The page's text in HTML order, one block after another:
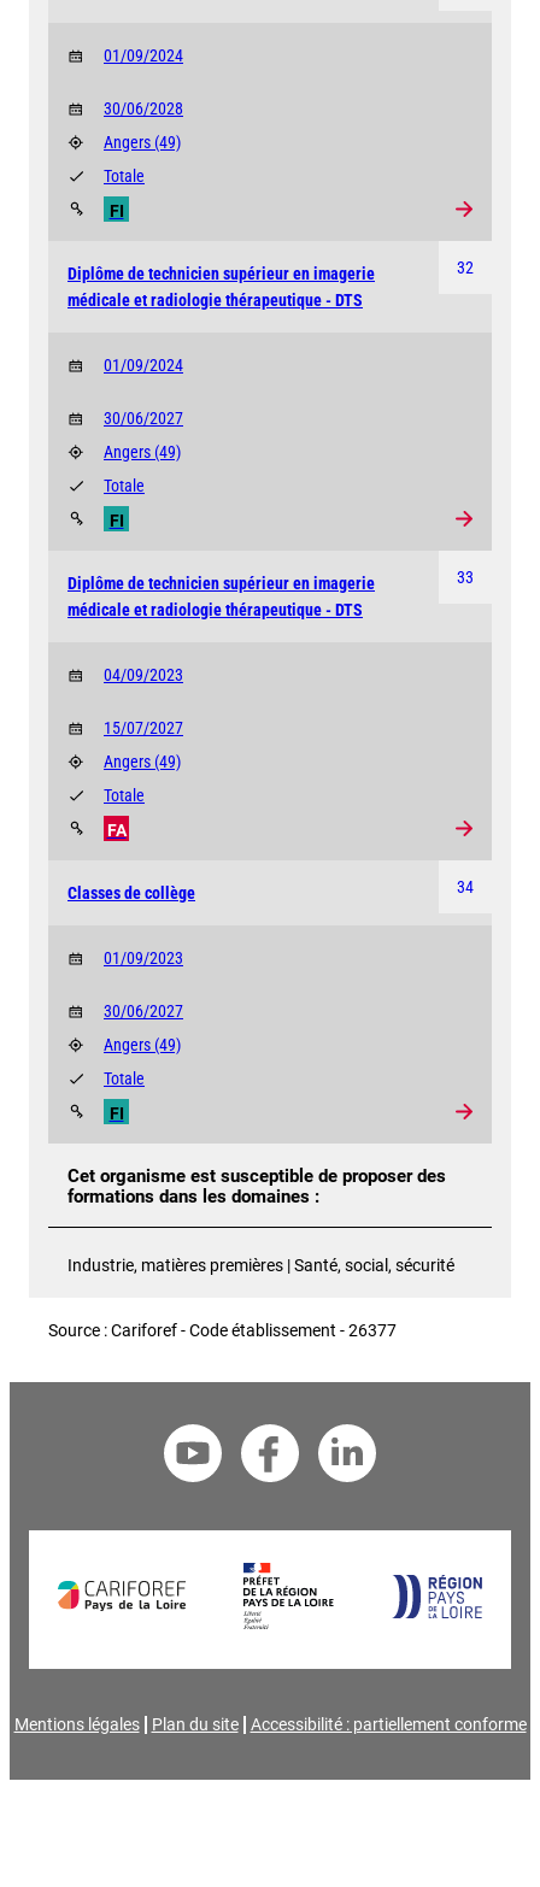
01/09/2024
30/06/2028
Angers (49)
FI
Totale
32
Diplôme de technicien supérieur en imagerie
médicale et radiologie thérapeutique - DTS
01/09/2024
30/06/2027
Angers (49)
FI
Totale
33
Diplôme de technicien supérieur en imagerie
médicale et radiologie thérapeutique - DTS
04/09/2023
15/07/2027
Angers (49)
FA
Totale
34
Classes de collège
01/09/2023
30/06/2027
Angers (49)
FI
Totale
Cet organisme est susceptible de proposer des
formations dans les domaines :
Industrie, matières premières | Santé, social, sécurité
Source : Cariforef - Code établissement - 26377
Mentions légales Plan du site Accessibilité : partiellement conforme